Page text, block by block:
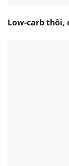
Low-carb thôi,